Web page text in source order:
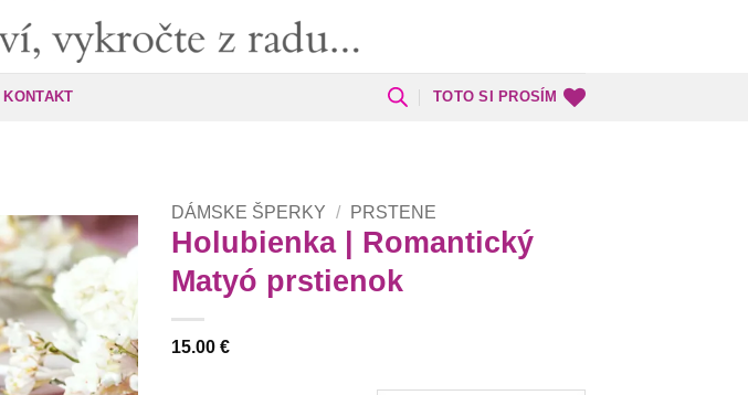
KONTAKT TOTO SI PROSÍM
Túto
krasotinku
si prosím
DÁMSKE ŠPERKY / PRSTENE
Holubienka | Romantický
Matyó prstienok
15.00 €